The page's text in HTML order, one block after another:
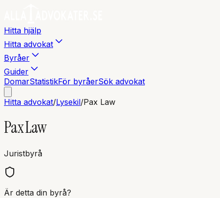
Hitta hjälp
Hitta advokat
Byråer
Guider
DomarStatistikFör byråerSök advokat
Hitta advokat/Lysekil/Pax Law
Pax Law
Juristbyrå
Är detta din byrå?